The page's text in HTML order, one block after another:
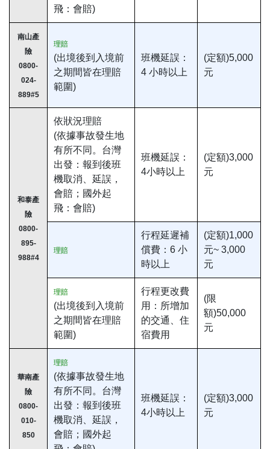
飛：會賠)
南山產
險
0800-
024-
889#5
理賠
(出境後到入境前
之期間皆在理賠
範圍)
班機延誤：
4 小時以上
(定額)5,000
元
和泰產
險
0800-
895-
988#4
依狀況理賠
(依據事故發生地
有所不同。台灣
出發：報到後班
機取消、延誤，
會賠；國外起
飛：會賠)
班機延誤：
4小時以上
(定額)3,000
元
理賠
行程延遲補
償費：6 小
時以上
(定額)1,000
元~ 3,000
元
理賠
(出境後到入境前
之期間皆在理賠
範圍)
行程更改費
用：所增加
的交通、住
宿費用
(限
額)50,000
元
華南產
險
0800-
010-
850
理賠
(依據事故發生地
有所不同。台灣
出發：報到後班
機取消、延誤，
會賠；國外起
班機延誤：
4小時以上
(定額)3,000
元